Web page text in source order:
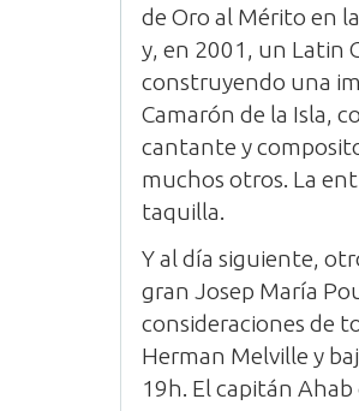
de Oro al Mérito en
y, en 2001, un Latin
construyendo una
Camarón de la Isla,
cantante y
muchos otros. La
taquilla.
Y al día siguiente,
gran Josep María
consideraciones de
Herman Melville y
19h. El capitán